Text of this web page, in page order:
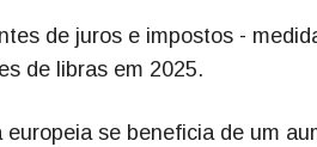
de juros e impostos -
de libras em 2025.
se beneficia de um